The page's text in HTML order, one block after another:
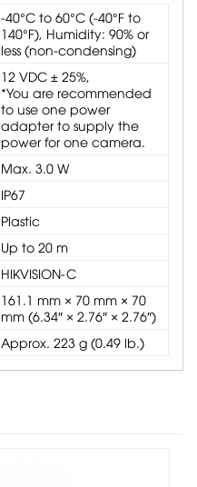
-40°C to 60°C (-40°F to
140°F), Humidity: 90% or
less (non-condensing)
12 VDC ± 25%,
*You are recommended
to use one power
adapter to supply the
power for one camera.
Max. 3.0 W
IP67
Plastic
Up to 20 m
HIKVISION-C
161.1 mm × 70 mm × 70
mm (6.34″ × 2.76″ × 2.76″)
Approx. 223 g (0.49 lb.)